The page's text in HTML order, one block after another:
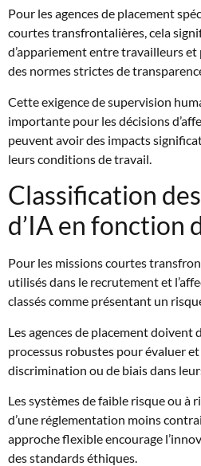
Pour les agences de placement
courtes transfrontalières, cela
d’appariement entre travailleurs
des normes strictes de
Cette exigence de supervision
importante pour les décisions
peuvent avoir des impacts
leurs conditions de travail.
Classification
d’IA en fonction
Pour les missions courtes
utilisés dans le recrutement et
classés comme présentant un
Les agences de placement doivent
processus robustes pour évaluer
discrimination ou de biais dans
Les systèmes de faible risque ou à
d’une réglementation moins
approche flexible encourage
des standards éthiques.